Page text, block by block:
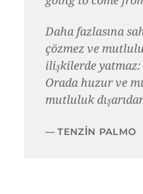
Daha fazlasına
çözmez ve
ilişkilerde
Orada huzur ve
mutluluk
TENZIN PALMO